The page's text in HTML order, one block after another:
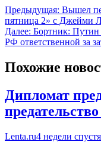
Предыдущая: Вышел
пятница 2» с Джейми
Далее: Бортник: Путин
РФ ответственной за
Похожие
Дипломат
Lenta.ru4 недели спустя